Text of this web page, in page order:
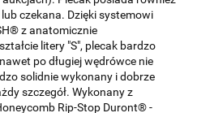
czekana. Dzięki systemowi
z anatomicznie
litery "S", plecak bardzo
po długiej wędrówce nie
solidnie wykonany i dobrze
szczegół. Wykonany z
Rip-Stop Duront® -